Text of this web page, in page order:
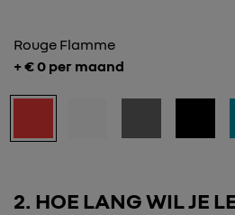
Rouge Flamme
+ €0 per maand
2 HOE LANG WIL JE